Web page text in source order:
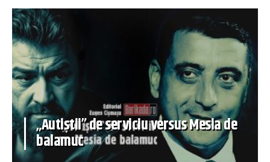
„Autiștii” de serviciu versus Mesia de
balamuc